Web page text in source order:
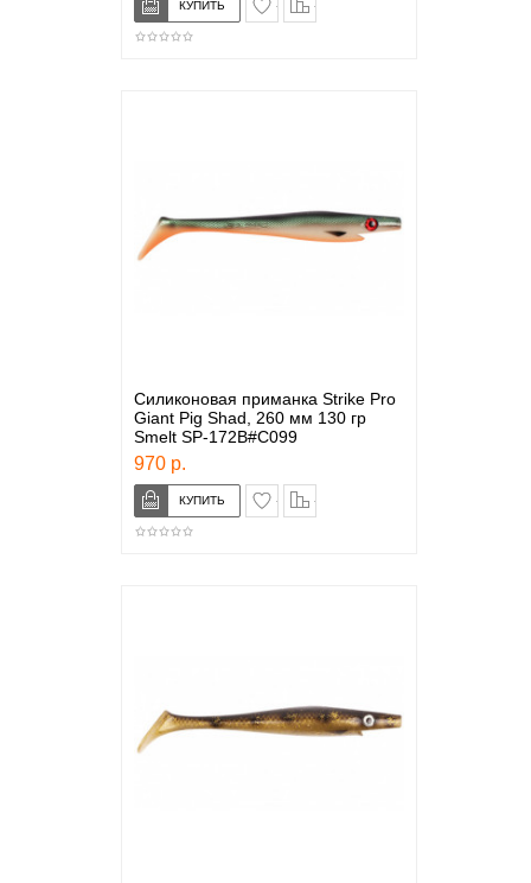
Силиконовая приманка Strike Pro
Giant Pig Shad, 260 мм 130 гр
Smelt SP-172B#C099
970 р.
в закладки